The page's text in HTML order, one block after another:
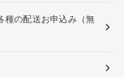
種の配送お申込み（無